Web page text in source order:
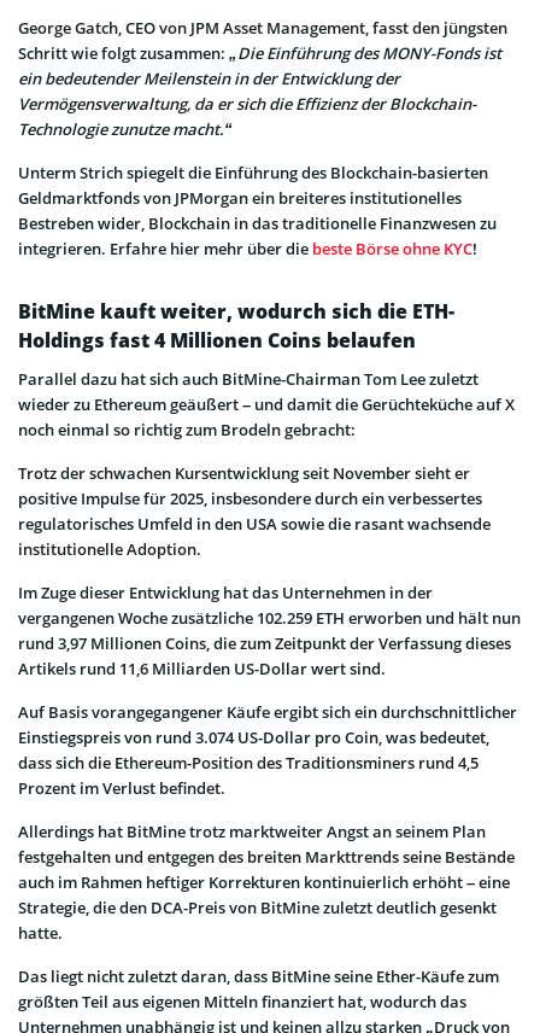
George Gatch, CEO von JPM Asset Management, fasst den jüngsten
Schritt wie folgt zusammen: „Die Einführung des MONY-Fonds ist
ein bedeutender Meilenstein in der Entwicklung der
Vermögensverwaltung, da er sich die Effizienz der Blockchain-
Technologie zunutze macht.“
Unterm Strich spiegelt die Einführung des Blockchain-basierten
Geldmarktfonds von JPMorgan ein breiteres institutionelles
Bestreben wider, Blockchain in das traditionelle Finanzwesen zu
integrieren. Erfahre hier mehr über die beste Börse ohne KYC!
BitMine kauft weiter, wodurch sich die ETH-
Holdings fast 4 Millionen Coins belaufen
Parallel dazu hat sich auch BitMine-Chairman Tom Lee zuletzt
wieder zu Ethereum geäußert – und damit die Gerüchteküche auf X
noch einmal so richtig zum Brodeln gebracht:
Trotz der schwachen Kursentwicklung seit November sieht er
positive Impulse für 2025, insbesondere durch ein verbessertes
regulatorisches Umfeld in den USA sowie die rasant wachsende
institutionelle Adoption.
Im Zuge dieser Entwicklung hat das Unternehmen in der
vergangenen Woche zusätzliche 102.259 ETH erworben und hält nun
rund 3,97 Millionen Coins, die zum Zeitpunkt der Verfassung dieses
Artikels rund 11,6 Milliarden US-Dollar wert sind.
Auf Basis vorangegangener Käufe ergibt sich ein durchschnittlicher
Einstiegspreis von rund 3.074 US-Dollar pro Coin, was bedeutet,
dass sich die Ethereum-Position des Traditionsminers rund 4,5
Prozent im Verlust befindet.
Allerdings hat BitMine trotz marktweiter Angst an seinem Plan
festgehalten und entgegen des breiten Markttrends seine Bestände
auch im Rahmen heftiger Korrekturen kontinuierlich erhöht – eine
Strategie, die den DCA-Preis von BitMine zuletzt deutlich gesenkt
hatte.
Das liegt nicht zuletzt daran, dass BitMine seine Ether-Käufe zum
größten Teil aus eigenen Mitteln finanziert hat, wodurch das
Unternehmen unabhängig ist und keinen allzu starken „Druck von